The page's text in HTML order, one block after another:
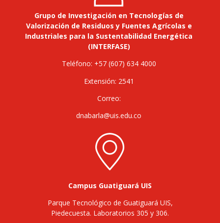
Grupo de Investigación en Tecnologías de
Valorización de Residuos y Fuentes Agrícolas e
Industriales para la Sustentabilidad Energética
(INTERFASE)
Teléfono: +57 (607) 634 4000
Extensión: 2541
Correo:
dnabarla@uis.edu.co
Campus Guatiguará UIS
Parque Tecnológico de Guatiguará UIS,
Piedecuesta. Laboratorios 305 y 306.